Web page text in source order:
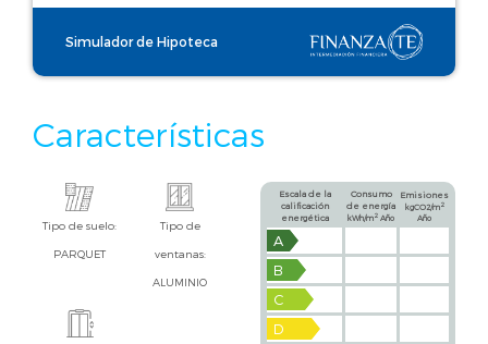
Simulador de Hipoteca
Características
Tipo de suelo:
PARQUET
Tipo de
ventanas:
ALUMINIO
Escala de la
calificación
energética
Consumo
de energía
kWh/m2 Año
Emisiones
kgCO2/m 2
Año
A
B
C
D